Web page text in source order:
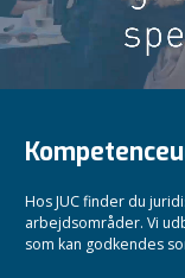
Hos JUC finder du
arbejdsområder. Vi
som kan godkendes